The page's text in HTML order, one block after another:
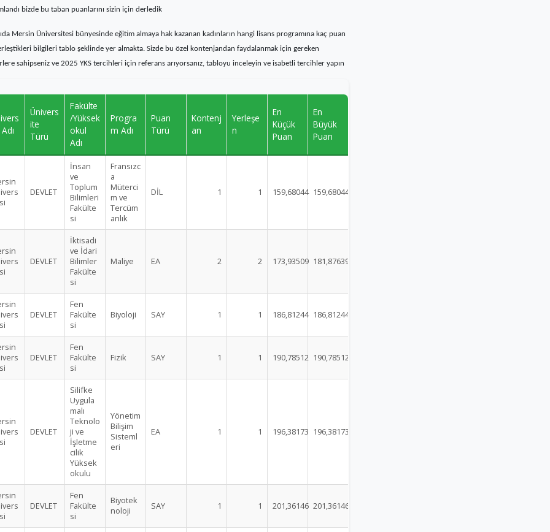
bizde bu taban puanlarını sizin için derledik
Mersin Üniversitesi bünyesinde eğitim almaya hak kazanan kadınların hangi lisans programına kaç puan
bilgileri tablo şeklinde yer almakta. Sizde bu özel kontenjandan faydalanmak için gereken
sahipseniz ve 2025 YKS tercihleri için referans arıyorsanız, tabloyu inceleyin ve isabetli tercihler yapın
Ünivers
ite
Türü
Fakülte
/Yüksek
okul
Adı
Progra
m Adı
Puan
Türü
Kontenj
an
Yerleşe
n
En
Küçük
Puan
En
Büyük
Puan
DEVLET
İnsan
ve
Toplum
Bilimleri
Fakülte
si
Fransızc
a
Müterci
m ve
Tercüm
anlık
DİL 1 1 159,68044 159,68044
DEVLET
İktisadi
ve İdari
Bilimler
Fakülte
si
Maliye EA 2 2 173,93509 181,87639
DEVLET
Fen
Fakülte
si
Biyoloji SAY 1 1 186,81244 186,81244
DEVLET
Fen
Fakülte
si
Fizik SAY 1 1 190,78512 190,78512
DEVLET
Silifke
Uygula
malı
Teknolo
ji ve
İşletme
cilik
Yüksek
okulu
Yönetim
Bilişim
Sisteml
eri
EA 1 1 196,38173 196,38173
DEVLET
Fen
Fakülte
si
Biyotek
noloji
SAY 1 1 201,36146 201,36146